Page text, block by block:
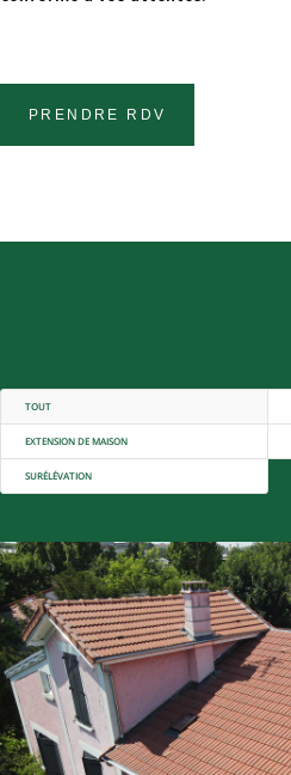
PRENDRE RDV
TOUT
EXTENSION DE MAISON
SURÉLÉVATION